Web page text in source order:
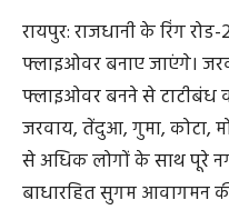
रायपुर: राजधानी के रिंग
फ्लाइओवर बनाए जाएंगे।
फ्लाइओवर बनने से टाटीबंध व
जरवाय, तेंदुआ, गुमा, कोटा,
से अधिक लोगों के साथ पूरे
बाधारहित सुगम आवागमन